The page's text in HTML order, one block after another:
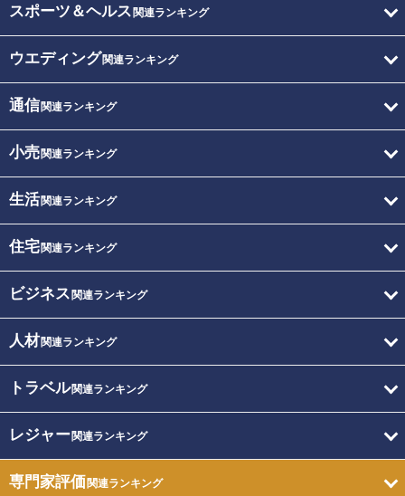
スポーツ＆ヘルス 関連ランキング
ウエディング関連ランキング
通信関連ランキング
小売関連ランキング
生活関連ランキング
住宅関連ランキング
ビジネス 関連ランキング
人材関連ランキング
トラベル関連ランキング
レジャー関連ランキング
専門家評価関連ランキング